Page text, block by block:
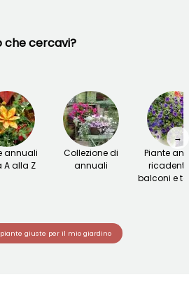
che cercavi?
annuali
A alla Z
Collezione di
annuali
Piante
ricadenti
balconi e
→
piante giuste per il mio giardino